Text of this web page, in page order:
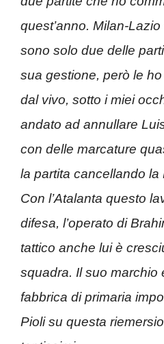
quest’anno. Milan-
sono solo due delle
sua gestione, però le
dal vivo, sotto i miei
andato ad annullare
con delle marcature
la partita cancellando la
Con l’Atalanta questo
difesa, l’operato di
tattico anche lui è
squadra. Il suo marchio
fabbrica di primaria
Pioli su questa